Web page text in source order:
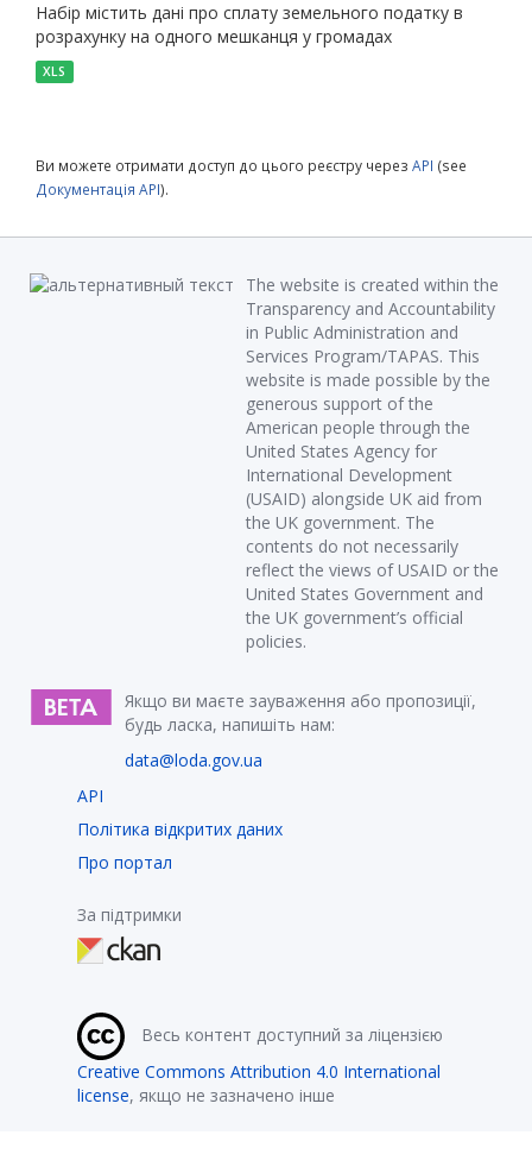
Набір містить дані про сплату земельного податку в
розрахунку на одного мешканця у громадах
XLS
Ви можете отримати доступ до цього реєстру через API (see
Документація API).
The website is created within the
Transparency and Accountability
in Public Administration and
Services Program/TAPAS. This
website is made possible by the
generous support of the
American people through the
United States Agency for
International Development
(USAID) alongside UK aid from
the UK government. The
contents do not necessarily
reflect the views of USAID or the
United States Government and
the UK government’s official
policies.
Якщо ви маєте зауваження або пропозиції,
будь ласка, напишіть нам:
data@loda.gov.ua
API
Політика відкритих даних
Про портал
За підтримки
Весь контент доступний за ліцензією
Creative Commons Attribution 4.0 International
license, якщо не зазначено інше